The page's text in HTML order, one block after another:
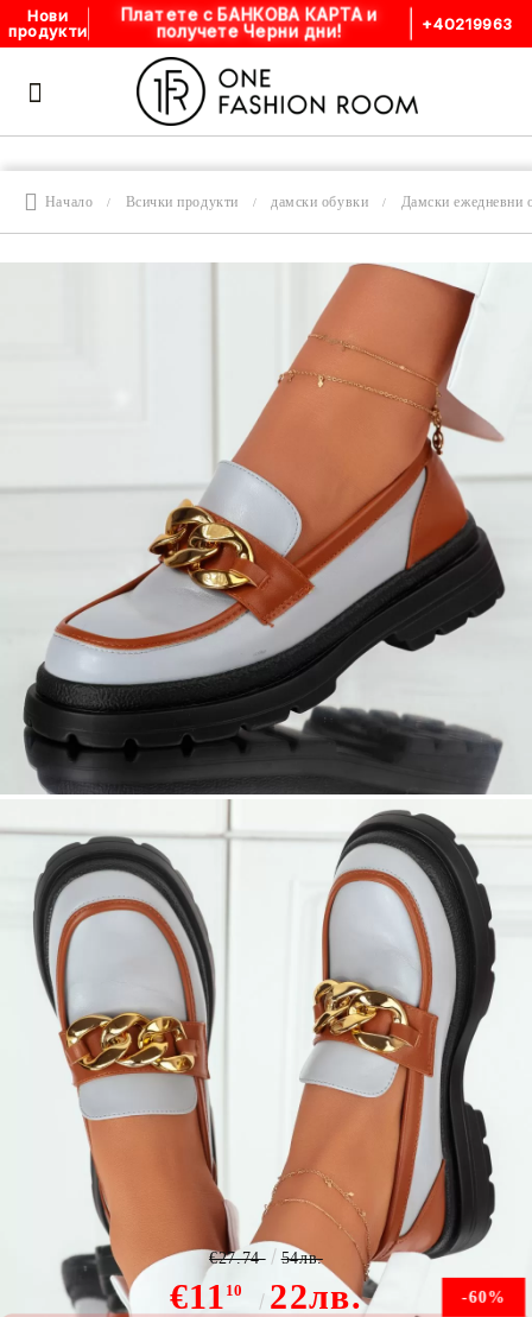
Нови
продукти
Платете с БАНКОВА КАРТА и
получете Черни дни!
+40219963
Начало Всички продукти дамски обувки Дамски ежедневни
Ежедневни дамски обувки Lucia Сив #9089
-60%
€11 10 22лв.
€27.74 54лв.